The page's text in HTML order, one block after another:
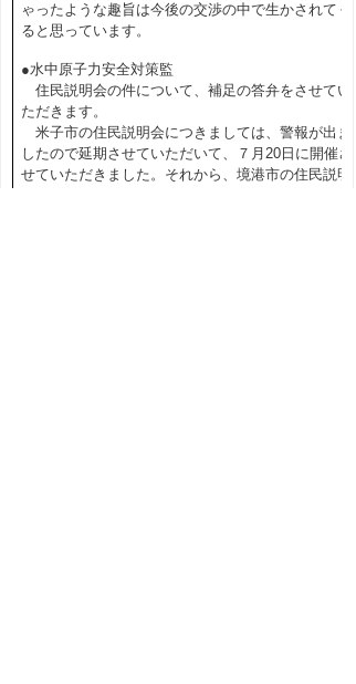
ゃったような趣旨は今後の交渉の中で生かされてく
ると思っています。
●水中原子力安全対策監
住民説明会の件について、補足の答弁をさせてい
ただきます。
米子市の住民説明会につきましては、警報が出ま
したので延期させていただいて、７月20日に開催さ
せていただきました。それから、境港市の住民説明